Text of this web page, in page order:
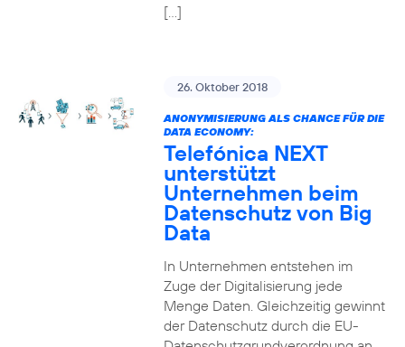
[…]
26. Oktober 2018
ANONYMISIERUNG ALS CHANCE FÜR DIE
DATA ECONOMY:
Telefónica NEXT
unterstützt
Unternehmen beim
Datenschutz von Big
Data
In Unternehmen entstehen im
Zuge der Digitalisierung jede
Menge Daten. Gleichzeitig gewinnt
der Datenschutz durch die EU-